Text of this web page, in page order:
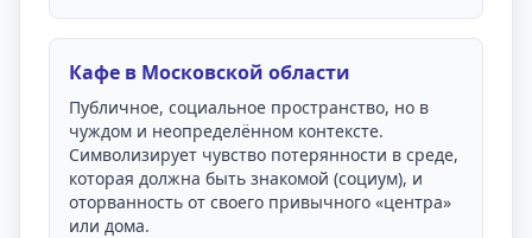
Кафе в Московской области
Публичное, социальное пространство, но в
чуждом и неопределённом контексте.
Символизирует чувство потерянности в среде,
которая должна быть знакомой (социум), и
оторванность от своего привычного «центра»
или дома.